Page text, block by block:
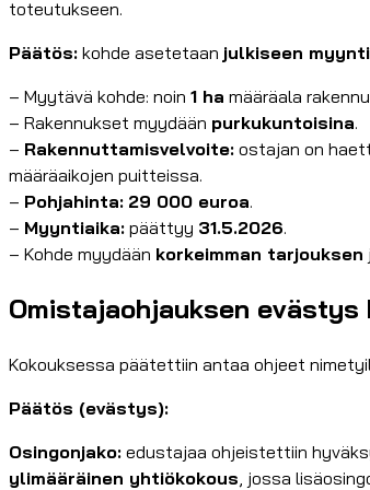
toteutukseen.
Päätös: kohde asetetaan julkiseen
– Myytävä kohde: noin 1 ha määräala
– Rakennukset myydään purkukuntoisina.
– Rakennuttamisvelvoite: ostajan on
määräaikojen puitteissa.
– Pohjahinta: 29 000 euroa.
– Myyntiaika: päättyy 31.5.2026.
– Kohde myydään korkeimman tarjouksen
Omistajaohjauksen evästys
Kokouksessa päätettiin antaa ohjeet
Päätös (evästys):
Osingonjako: edustajaa ohjeistettiin
ylimääräinen yhtiökokous , jossa